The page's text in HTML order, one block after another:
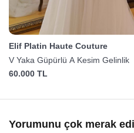
Elif Platin Haute Couture
V Yaka Güpürlü A Kesim Gelinlik
60.000 TL
Yorumunu çok merak